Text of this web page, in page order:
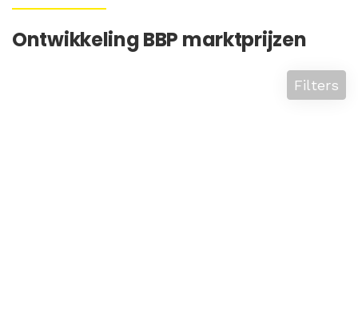
Ontwikkeling BBP marktprijzen
Filters